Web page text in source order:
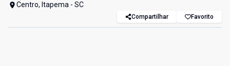
Centro, Itapema - SC
Compartilhar Favorito